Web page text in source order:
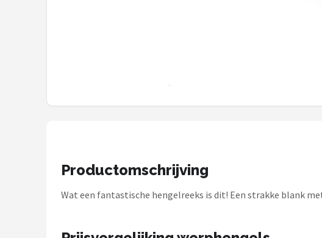
PB Products
Productomschrijving
Wat een fantastische hengelreeks is dit! Een strakke blank